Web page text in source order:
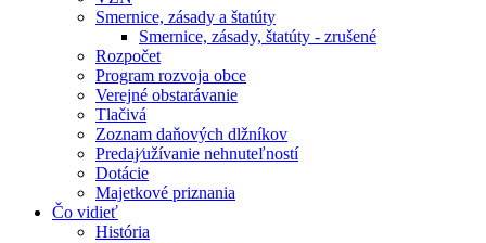
Smernice, zásady a štatúty
Smernice, zásady, štatúty - zrušené
Rozpočet
Program rozvoja obce
Verejné obstarávanie
Tlačivá
Zoznam daňových dlžníkov
Predaj⁄užívanie nehnuteľností
Dotácie
Majetkové priznania
Čo vidieť
História